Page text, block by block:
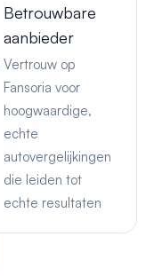
Betrouwbare
aanbieder
Vertrouw op
Fansoria voor
hoogwaardige,
echte
autovergelijkingen
die leiden tot
echte resultaten